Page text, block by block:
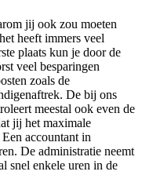
jij ook zou moeten
heeft immers veel
plaats kun je door de
veel besparingen
zoals de
De bij ons
meestal ook even de
jij het maximale
accountant in
De administratie neemt
snel enkele uren in de